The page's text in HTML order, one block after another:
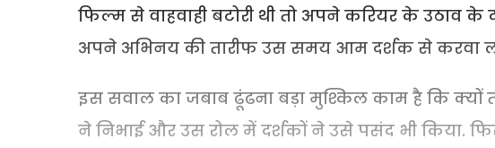
फिल्म से वाहवाही बटोरी थी तो अपने करियर के उठाव के
अपने अभिनय की तारीफ उस समय आम दर्शक से करवा
इस सवाल का जबाब ढूंढना बड़ा मुश्किल काम है कि
ने निभाई और उस रोल में दर्शकों ने उसे पसंद भी किया. फिर